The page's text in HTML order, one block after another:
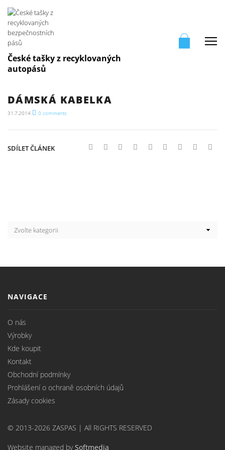
České tašky z recyklovaných
autopásů
DÁMSKÁ KABELKA
31.7.2014 0 comments
SDÍLET ČLÁNEK
NAVIGACE
O nás
Výrobky
Kde koupit
Kontakt
Obchodní podmínky
Prohlášení o ochraně osobních údajů
Zásady cookies
© 2013-2026 ZASPAS | All RIGHTS RESERVED
Website managed bySoftmedia